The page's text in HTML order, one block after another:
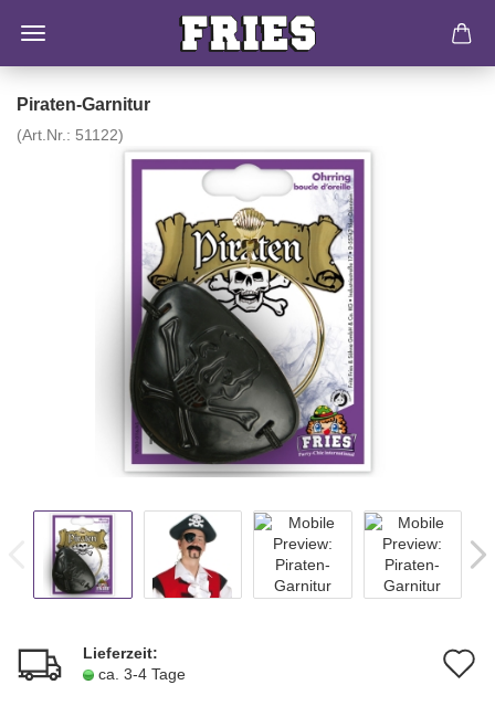
Piraten-​Garnitur
(Art.Nr.: 51122)
Lieferzeit:
ca. 3-4 Tage